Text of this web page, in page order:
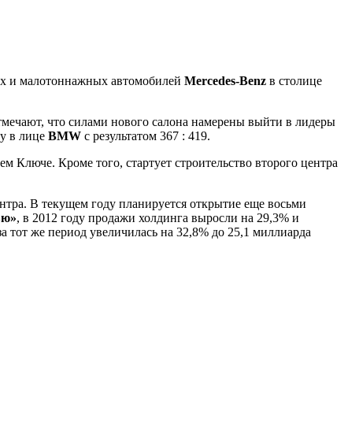
и малотоннажных автомобилей Mercedes-Benz в столице
что силами нового салона намерены выйти в лидеры
в лице BMW с результатом 367 : 419.
Кроме того, стартует строительство второго центра
В текущем году планируется открытие еще восьми
, в 2012 году продажи холдинга выросли на 29,3% и
тот же период увеличилась на 32,8% до 25,1 миллиарда